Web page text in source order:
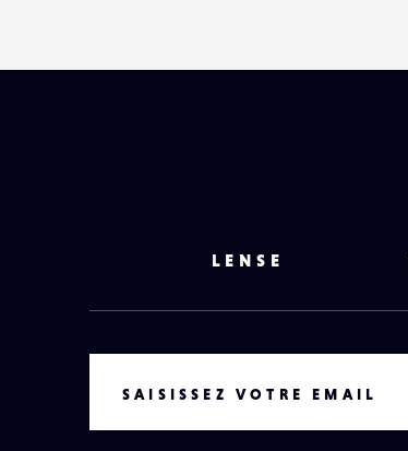
LENSE
SAISISSEZ VOTRE EMAIL